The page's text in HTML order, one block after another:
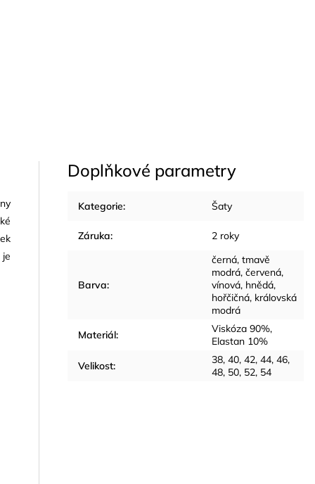
Doplňkové parametry
Kategorie: Šaty
Záruka: 2 roky
Barva:
černá, tmavě
modrá, červená,
vínová, hnědá,
hořčičná, královská
modrá
Materiál:
Viskóza 90%,
Elastan 10%
Velikost:
38, 40, 42, 44, 46,
48, 50, 52, 54